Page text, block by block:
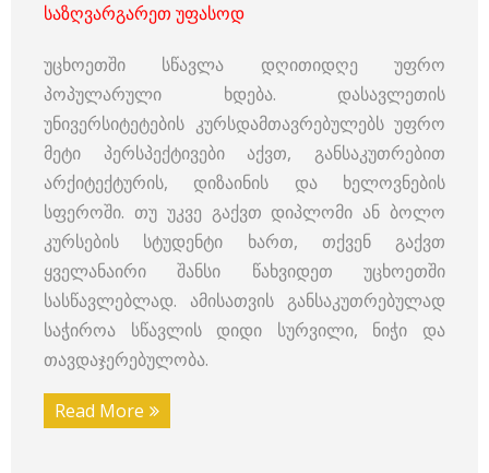
საზღვარგარეთ უფასოდ
უცხოეთში სწავლა დღითიდღე უფრო
პოპულარული ხდება. დასავლეთის
უნივერსიტეტების კურსდამთავრებულებს უფრო
მეტი პერსპექტივები აქვთ, განსაკუთრებით
არქიტექტურის, დიზაინის და ხელოვნების
სფეროში. თუ უკვე გაქვთ დიპლომი ან ბოლო
კურსების სტუდენტი ხართ, თქვენ გაქვთ
ყველანაირი შანსი წახვიდეთ უცხოეთში
სასწავლებლად. ამისათვის განსაკუთრებულად
საჭიროა სწავლის დიდი სურვილი, ნიჭი და
თავდაჯერებულობა.
Read More